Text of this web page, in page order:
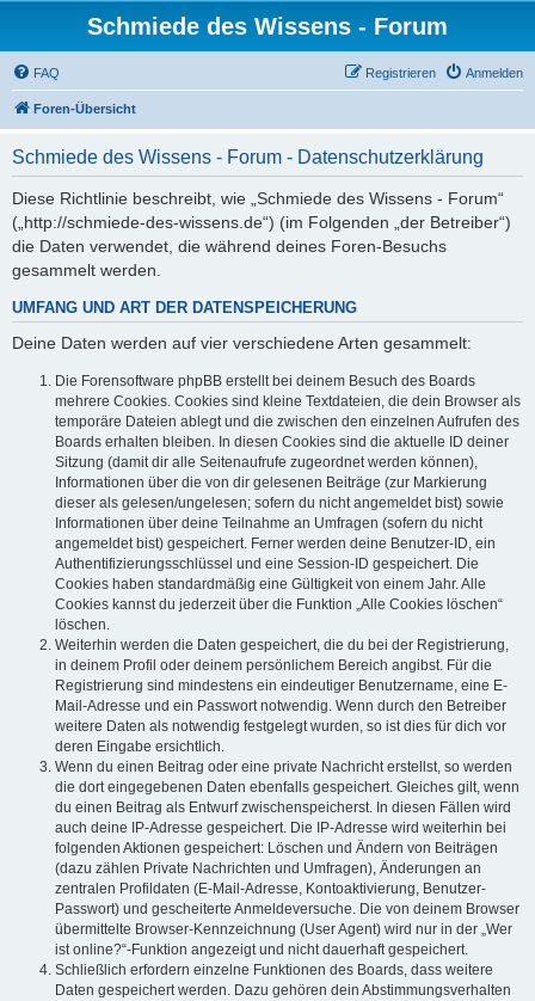
Schmiede des Wissens - Forum
FAQ Anmelden
Registrieren
Foren-Übersicht
Schmiede des Wissens - Forum - Datenschutzerklärung
Diese Richtlinie beschreibt, wie „Schmiede des Wissens - Forum“
(„http://schmiede-des-wissens.de“) (im Folgenden „der Betreiber“)
die Daten verwendet, die während deines Foren-Besuchs
gesammelt werden.
UMFANG UND ART DER DATENSPEICHERUNG
Deine Daten werden auf vier verschiedene Arten gesammelt:
Die Forensoftware phpBB erstellt bei deinem Besuch des Boards
mehrere Cookies. Cookies sind kleine Textdateien, die dein Browser als
temporäre Dateien ablegt und die zwischen den einzelnen Aufrufen des
Boards erhalten bleiben. In diesen Cookies sind die aktuelle ID deiner
Sitzung (damit dir alle Seitenaufrufe zugeordnet werden können),
Informationen über die von dir gelesenen Beiträge (zur Markierung
dieser als gelesen/ungelesen; sofern du nicht angemeldet bist) sowie
Informationen über deine Teilnahme an Umfragen (sofern du nicht
angemeldet bist) gespeichert. Ferner werden deine Benutzer-ID, ein
Authentifizierungsschlüssel und eine Session-ID gespeichert. Die
Cookies haben standardmäßig eine Gültigkeit von einem Jahr. Alle
Cookies kannst du jederzeit über die Funktion „Alle Cookies löschen“
löschen.
Weiterhin werden die Daten gespeichert, die du bei der Registrierung,
in deinem Profil oder deinem persönlichem Bereich angibst. Für die
Registrierung sind mindestens ein eindeutiger Benutzername, eine E-
Mail-Adresse und ein Passwort notwendig. Wenn durch den Betreiber
weitere Daten als notwendig festgelegt wurden, so ist dies für dich vor
deren Eingabe ersichtlich.
Wenn du einen Beitrag oder eine private Nachricht erstellst, so werden
die dort eingegebenen Daten ebenfalls gespeichert. Gleiches gilt, wenn
du einen Beitrag als Entwurf zwischenspeicherst. In diesen Fällen wird
auch deine IP-Adresse gespeichert. Die IP-Adresse wird weiterhin bei
folgenden Aktionen gespeichert: Löschen und Ändern von Beiträgen
(dazu zählen Private Nachrichten und Umfragen), Änderungen an
zentralen Profildaten (E-Mail-Adresse, Kontoaktivierung, Benutzer-
Passwort) und gescheiterte Anmeldeversuche. Die von deinem Browser
übermittelte Browser-Kennzeichnung (User Agent) wird nur in der „Wer
ist online?“-Funktion angezeigt und nicht dauerhaft gespeichert.
Schließlich erfordern einzelne Funktionen des Boards, dass weitere
Daten gespeichert werden. Dazu gehören dein Abstimmungsverhalten